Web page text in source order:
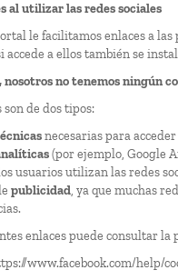
al utilizar las redes sociales
le facilitamos enlaces a las
accede a ellos también se
nosotros no tenemos ningún
son de dos tipos:
necesarias para
(por ejemplo, Google
usuarios utilizan las redes
publicidad, ya que muchas
enlaces puede consultar la
www.facebook.com/help/